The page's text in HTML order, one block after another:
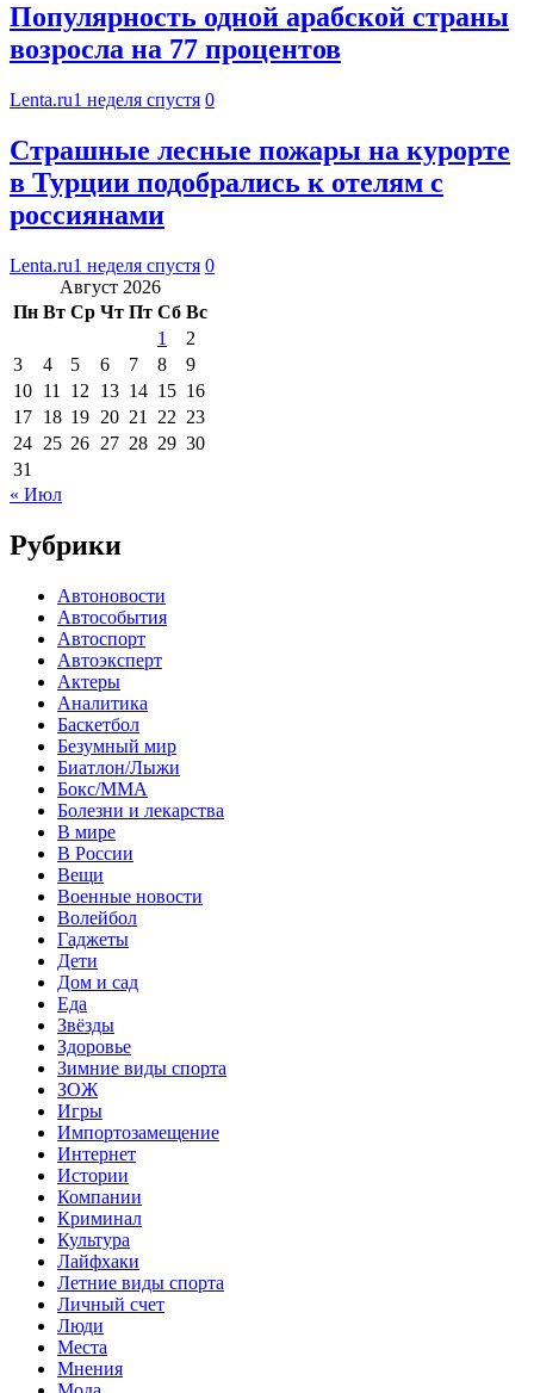
Популярность одной арабской страны
возросла на 77 процентов
Lenta.ru1 неделя спустя 0
Страшные лесные пожары на курорте
в Турции подобрались к отелям с
россиянами
Lenta.ru1 неделя спустя 0
Август 2026
Пн Вт Ср Чт Пт Сб Вс
1
2
3
4 5 6 7 8
9
10 11 12 13 14 15 16
17 18 19 20 21 22 23
24 25 26 27 28 29 30
31
« Июл
Рубрики
Автоновости
Автособытия
Автоспорт
Автоэксперт
Актеры
Аналитика
Баскетбол
Безумный мир
Биатлон/Лыжи
Бокс/MMA
Болезни и лекарства
В мире
В России
Вещи
Военные новости
Волейбол
Гаджеты
Дети
Дом и сад
Еда
Звёзды
Здоровье
Зимние виды спорта
ЗОЖ
Игры
Импортозамещение
Интернет
Истории
Компании
Криминал
Культура
Лайфхаки
Летние виды спорта
Личный счет
Люди
Места
Мнения